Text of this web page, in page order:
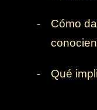
-
Cómo
- Qué